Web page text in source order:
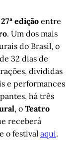
27⁠ª edição entre
. Um dos mais
do Brasil, o
32 dias de
divididas
e performances
há três
, o Teatro
receberá
o festival aqui.